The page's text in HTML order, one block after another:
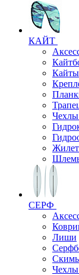
КАЙТ
Кайты
СЕРФ
Лиши